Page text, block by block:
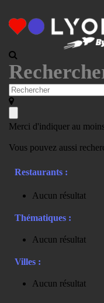
Merci d'indiquer au
Vous pouvez aussi
Restaurants :
Aucun résultat
Thématiques :
Aucun résultat
Villes :
Aucun résultat